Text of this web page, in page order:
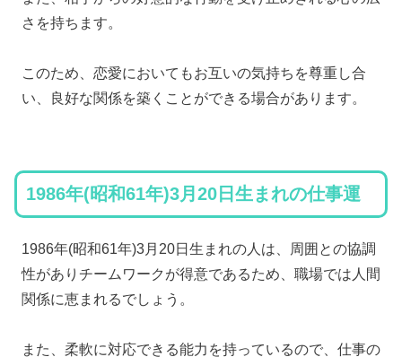
さを持ちます。
このため、恋愛においてもお互いの気持ちを尊重し合
い、良好な関係を築くことができる場合があります。
1986年(昭和61年)3月20日生まれの仕事運
1986年(昭和61年)3月20日生まれの人は、周囲との協調
性がありチームワークが得意であるため、職場では人間
関係に恵まれるでしょう。
また、柔軟に対応できる能力を持っているので、仕事の